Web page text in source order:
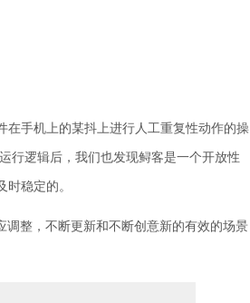
在手机上的某抖上进行人工重复性动作的操
行逻辑后，我们也发现鲟客是一个开放性
稳定的。
整，不断更新和不断创意新的有效的场景